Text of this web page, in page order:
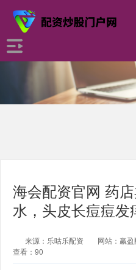
海会配资官网 药
水，头皮长痘痘发
来源：乐咕乐配资 网站：赢
查看：90